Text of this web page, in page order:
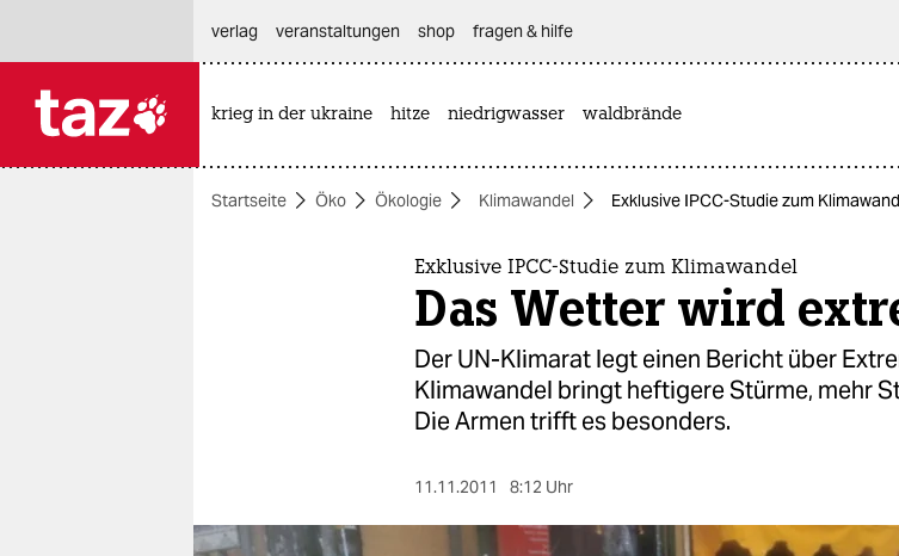
themen
berlin
verlag
veranstaltungen shop fragen & hilfe
krieg in der ukraine hitze niedrigwasser waldbrände
Startseite Öko Ökologie Klimawandel Exklusive IPCC-Studie zum
Exklusive IPCC-Studie zum Klimawandel
Das Wetter wird
Der UN-Klimarat legt einen Bericht über
Klimawandel bringt heftigere Stürme, mehr
Die Armen trifft es besonders.
11.11.2011 8:12 Uhr